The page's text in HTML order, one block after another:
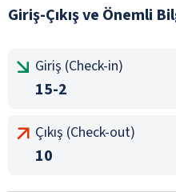
Giriş-Çıkış ve Önemli
Giriş (Check-in)
15-2
Çıkış (Check-out)
10